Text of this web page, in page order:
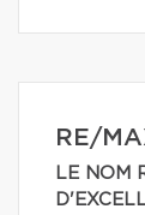
RE/
LE NOM